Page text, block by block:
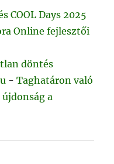
COOL Days 2025
Online fejlesztői
döntés
-Taghatáron való
a